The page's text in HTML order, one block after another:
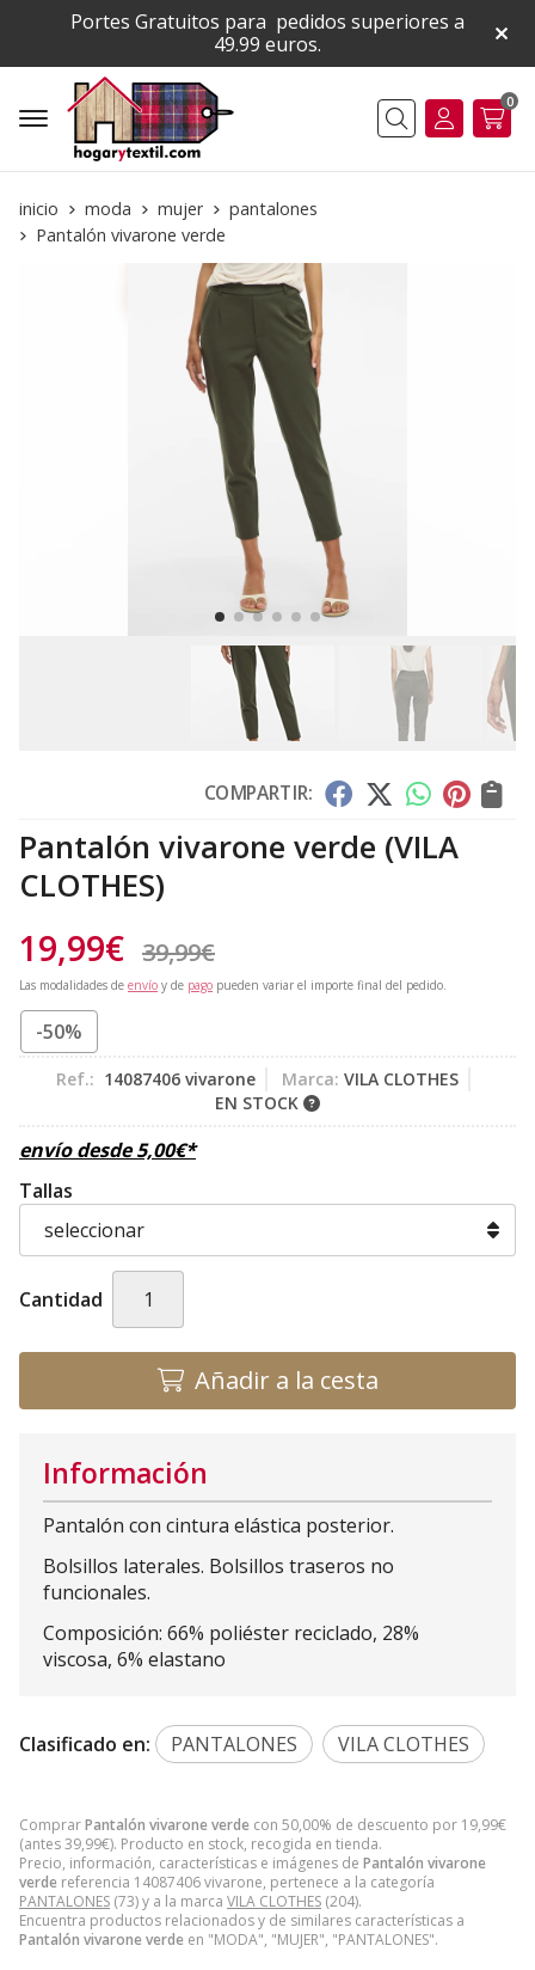
Portes Gratuitos para pedidos superiores a
49.99 euros.
Buscar
0
inicio moda mujer
pantalones
Pantalón vivarone verde
COMPARTIR:
Pantalón vivarone verde (VILA
CLOTHES)
19,99€ 39,99€
Las modalidades de envío y de pago pueden variar el importe final del pedido.
-50%
Ref.: 14087406 vivarone Marca: VILA CLOTHES
EN STOCK
envío desde5,00€*
Tallas
Cantidad
Añadir a la cesta
ComprarPantalón vivarone verde con 50,00% de descuento por 19,99€
(antes39,99€). Producto en stock, recogida en tienda.
Precio, información, características e imágenes de Pantalón vivarone
verde referencia 14087406 vivarone, pertenece a la categoría
PANTALONES (73) y a la marca VILA CLOTHES (204).
Encuentra productos relacionados y de similares características a
Pantalón vivarone verde en "MODA", "MUJER", "PANTALONES".
Información
Pantalón con cintura elástica posterior.
Bolsillos laterales. Bolsillos traseros no
funcionales.
Composición: 66% poliéster reciclado, 28%
viscosa, 6% elastano
Clasificado en: PANTALONES VILA CLOTHES